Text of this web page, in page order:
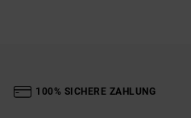
100% SICHERE ZAHLUNG